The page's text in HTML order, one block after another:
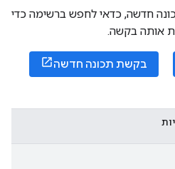
חדשה, כדאי לחפש ברשימה כדי
אותה בקשה.
בקשת תכונה חדשה